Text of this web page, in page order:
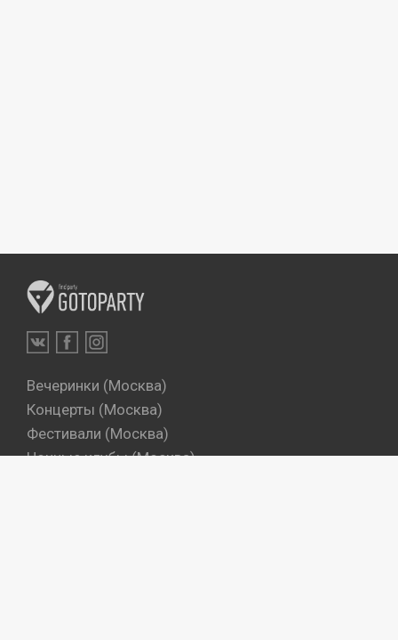
Вечеринки (Москва)
Концерты (Москва)
Фестивали (Москва)
Ночные клубы (Москва)